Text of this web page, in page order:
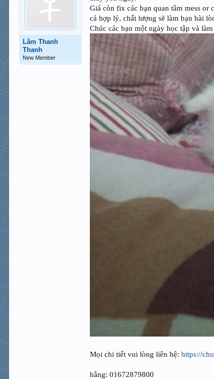
Lâm Thanh
Thanh
New Member
Giá còn fix các bạn quan tâm mess
cả hợp lý, chất lượng sẽ làm bạn hài
Chúc các bạn một ngày học tập và
Mọi chi tiết vui lòng liên hệ:https://
hằng: 01672879800